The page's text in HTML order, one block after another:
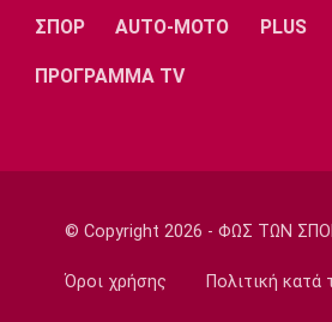
Σπορ
Mε δύο αθλητές η Ελλάδα
Λεβαδειακό
Super League 1
ΣΠΟΡ AUTO-MOTO PLUS
ΠΡΟΓΡΑΜΜΑ TV
© Copyright 2026 - ΦΩΣ ΤΩΝ
Όροι χρήσης Πολιτική κατά